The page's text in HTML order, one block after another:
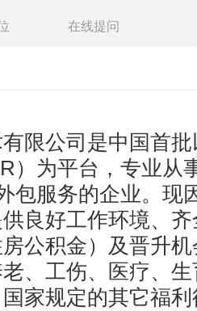
在线提问
限公司是中国首
）为平台，专业从
包服务的企业。现
良好工作环境、
公积金）及晋升
、工伤、医疗、
家规定的其它福